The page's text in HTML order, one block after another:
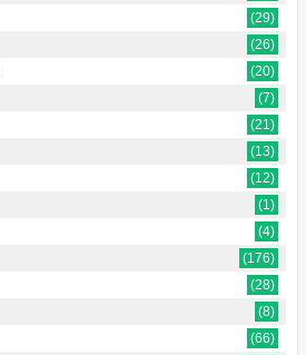
(29)
(26)
(20)
(7)
(21)
(13)
(12)
(1)
(4)
(176)
(28)
(8)
(66)